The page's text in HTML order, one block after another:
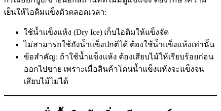
เย็นให้ไอติมแข็งตัวตลอดเวลา:
ใช้น้ำแข็งแห้ง (Dry Ice) เก็บไอติมให้แข็งจัด
ไม่สามารถใช้ถังน้ำแข็งปกติได้ ต้องใช้น้ำแข็งแห้งเท่านั้น
ข้อสำคัญ: ถ้าใช้น้ำแข็งแห้ง ต้องเสียบไม้ให้เรียบร้อยก่อน
ออกไปขาย เพราะเมื่อสินค้าโดนน้ำแข็งแห้งจะแข็งจน
เสียบไม้ไม่ได้